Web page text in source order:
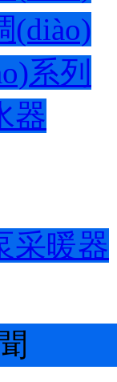
(diào)
系列
器
采暖器